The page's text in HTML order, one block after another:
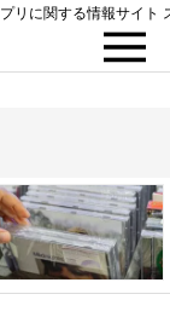
リに関する情報サイト